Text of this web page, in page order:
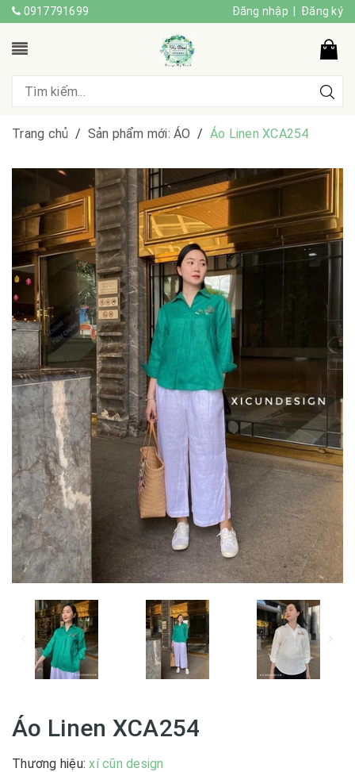
0917791699 Đăng nhập Đăng ký
Trang chủ / Sản phẩm mới: ÁO / Áo Linen XCA254
Áo Linen XCA254
Thương hiệu:xí cũn design